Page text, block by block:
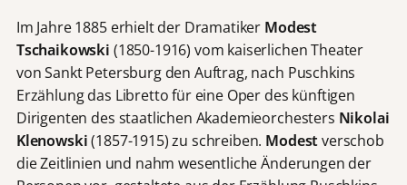
Im Jahre 1885 erhielt der Dramatiker Modest
Tschaikowski (1850-1916) vom kaiserlichen Theater
von Sankt Petersburg den Auftrag, nach Puschkins
Erzählung das Libretto für eine Oper des künftigen
Dirigenten des staatlichen Akademieorchesters Nikolai
Klenowski(1857-1915) zu schreiben. Modestverschob
die Zeitlinien und nahm wesentliche Änderungen der